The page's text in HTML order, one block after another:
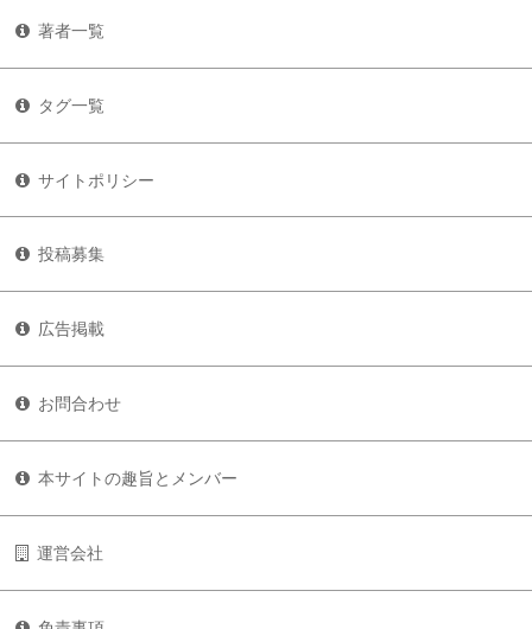
著者一覧
タグ一覧
サイトポリシー
投稿募集
広告掲載
お問合わせ
本サイトの趣旨とメンバー
運営会社